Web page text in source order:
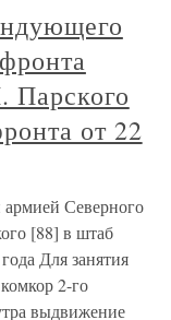
Парского
от 22
Северного
[88] в штаб
Для занятия
2-го
выдвижение